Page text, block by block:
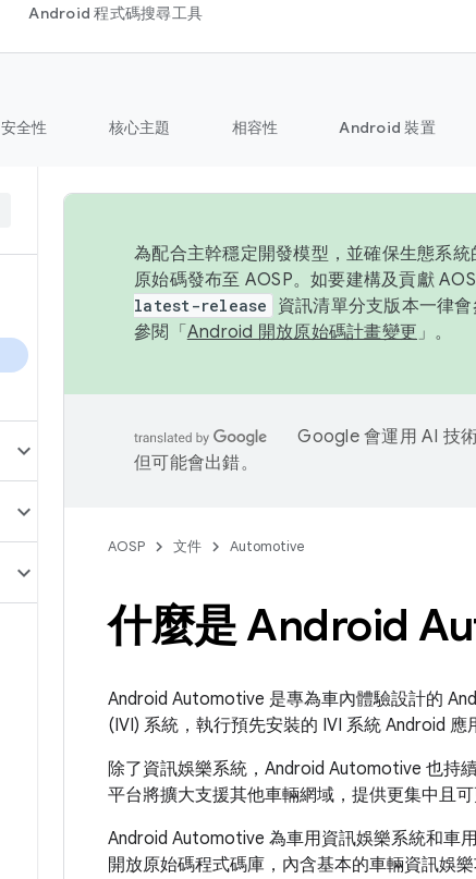
Android 程式碼搜尋工具
安全性 核心主題 相容性 Android 裝置
為配合主幹穩定開發模型，並確保生態系
原始碼發布至 AOSP。如要建構及貢獻
latest-release
資訊清單分支版本一律
參閱「 Android 開放原始碼計畫變更 」。
Google 會運用 AI 技
但可能會出錯。
AOSP 文件 Automotive
什麼是 Android
Android Automotive 是專為車內體驗設計的
(IVI) 系統，執行預先安裝的 IVI 系統 Android
除了資訊娛樂系統，Android Automotive 也持
平台將擴大支援其他車輛網域，提供更集中且可
Android Automotive 為車用資訊娛樂系統和車
開放原始碼程式碼庫，內含基本的車輛資訊娛